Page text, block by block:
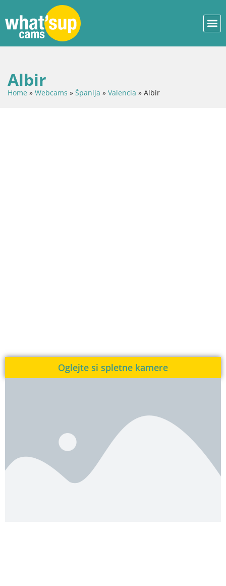
Albir
Home » Webcams » Španija » Valencia » Albir
Oglejte si spletne kamere